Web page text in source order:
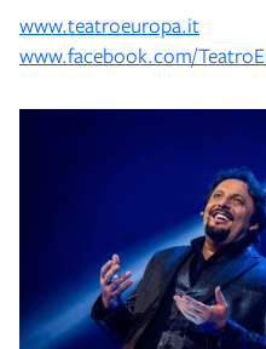
www.teatroeuropa.it
www.facebook.com/